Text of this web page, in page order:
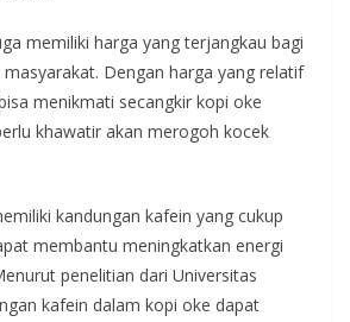
memiliki harga yang terjangkau bagi
Dengan harga yang relatif
menikmati secangkir kopi oke
khawatir akan merogoh kocek
kandungan kafein yang cukup
membantu meningkatkan energi
penelitian dari Universitas
kafein dalam kopi oke dapat